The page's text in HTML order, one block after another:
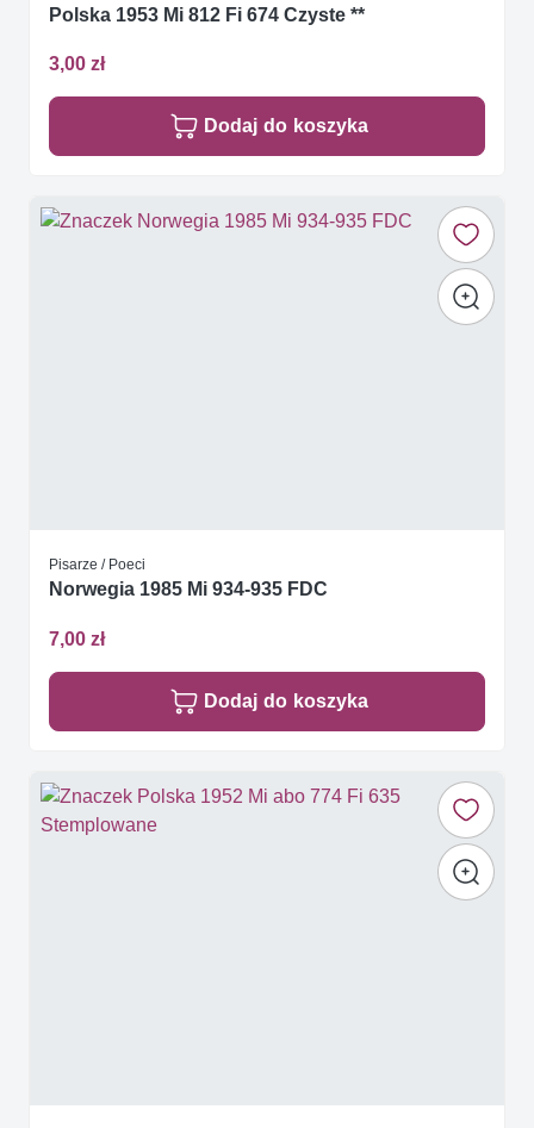
Polska 1953 Mi 812 Fi 674 Czyste **
3,00 zł
Dodaj do koszyka
Pisarze / Poeci
Norwegia 1985 Mi 934-935 FDC
7,00 zł
Dodaj do koszyka